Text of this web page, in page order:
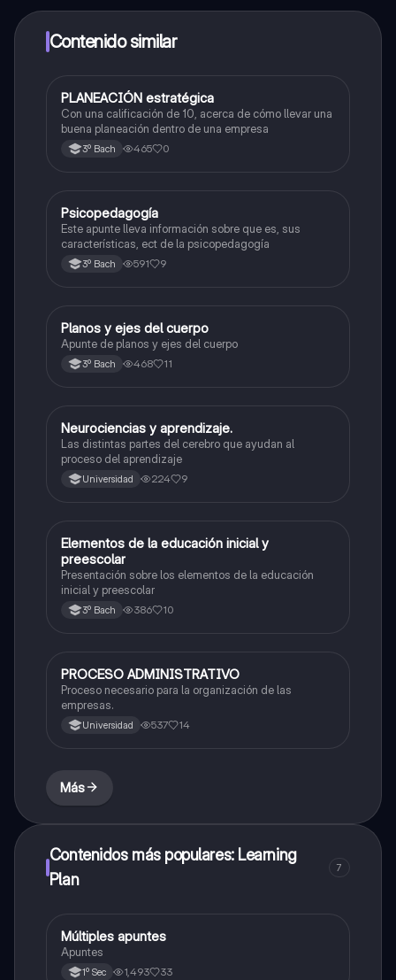
a determinadas funciones.
Contenido similar
Otros
PLANEACIÓN estratégica
Con una calificación de 10, acerca de cómo llevar una
buena planeación dentro de una empresa
3º Bach 465 0
Otros
Psicopedagogía
Este apunte lleva información sobre que es, sus
características, ect de la psicopedagogía
3º Bach 591 9
Otros
Planos y ejes del cuerpo
Apunte de planos y ejes del cuerpo
3º Bach 468 11
Otros
Neurociencias y aprendizaje.
Las distintas partes del cerebro que ayudan al
proceso del aprendizaje
Universidad 224 9
Otros
Elementos de la educación inicial y
preescolar
Presentación sobre los elementos de la educación
inicial y preescolar
3º Bach 386 10
Otros
PROCESO ADMINISTRATIVO
Proceso necesario para la organización de las
empresas.
Universidad 537 14
Más
Contenidos más populares: Learning
Plan
7
Otros
Múltiples apuntes
Apuntes
1º Sec 1,493 33